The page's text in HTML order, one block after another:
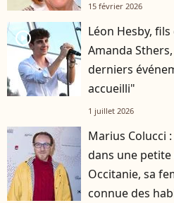
15 février 2026
player2
Léon Hesby,
Amanda
derniers
accueilli"
1 juillet 2026
Marius Colucci
dans une
Occitanie, sa
connue des